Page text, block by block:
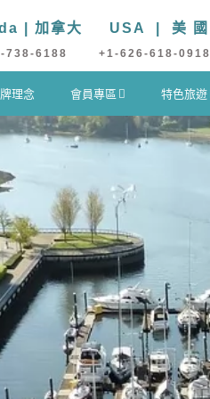
| 加拿大
738-6188
USA | 美 國
+1-626-618-0918
理念 會員專區 特色旅遊